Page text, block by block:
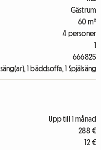
Gästrum
60 m²
4 personer
1
666825
1 bäddsoffa, 1 Spjälsäng
Upp till 1 månad
288 €
12 €